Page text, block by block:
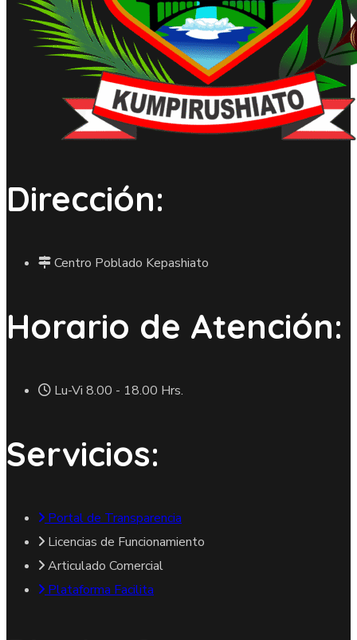
Dirección:
Centro Poblado Kepashiato
Horario de Atención:
Lu-Vi 8.00 - 18.00 Hrs.
Servicios:
Portal de Transparencia
Licencias de Funcionamiento
Articulado Comercial
Plataforma Facilita